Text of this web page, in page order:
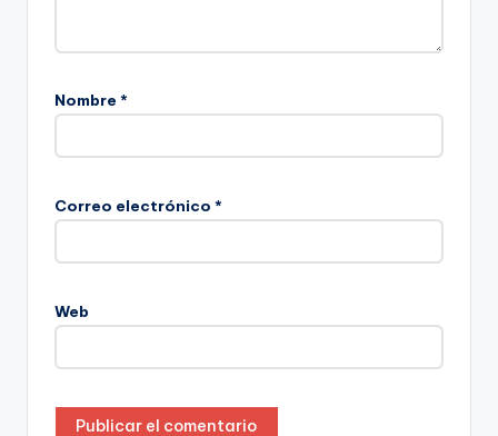
Nombre *
Correo electrónico *
Web